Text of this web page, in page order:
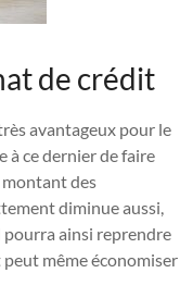
de crédit
avantageux pour le
à ce dernier de faire
montant des
diminue aussi,
pourra ainsi reprendre
même économiser